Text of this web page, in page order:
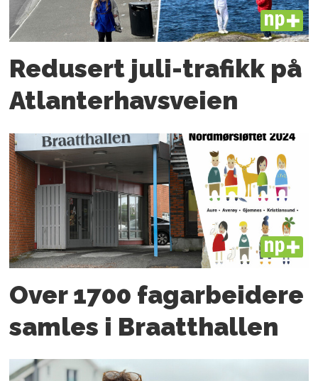
PLUS
Redusert juli-trafikk på
Atlanter­havsveien
PLUS
Over 1700 fagarbeidere
samles i Braatthallen